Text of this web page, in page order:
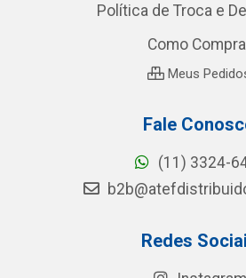
Política de Troca e
Como
Meus
Fale
(11) 3324-
Redes